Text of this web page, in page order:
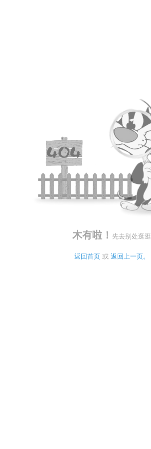
木有啦！ 先去别处逛逛
返回首页 或 返回上一页。